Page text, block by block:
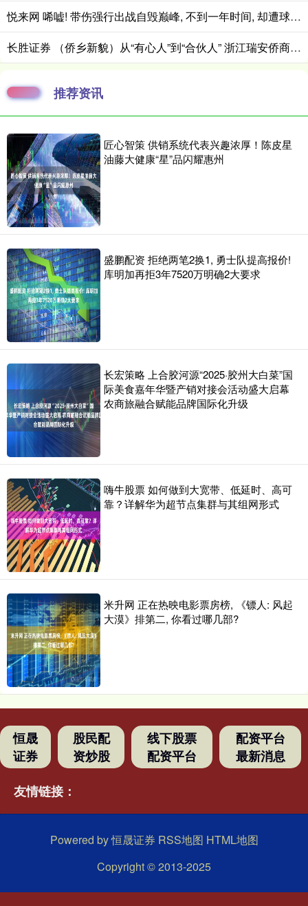
悦来网 唏嘘! 带伤强行出战自毁巅峰, 不到一年时间, 却遭球队无情抛弃
长胜证券 （侨乡新貌）从“有心人”到“合伙人” 浙江瑞安侨商与家乡共寻机
推荐资讯
匠心智策 供销系统代表兴趣浓厚！陈皮星
油藤大健康“星”品闪耀惠州
盛鹏配资 拒绝两笔2换1, 勇士队提高报价!
库明加再拒3年7520万明确2大要求
长宏策略 上合胶河源“2025·胶州大白菜”国
际美食嘉年华暨产销对接会活动盛大启幕
农商旅融合赋能品牌国际化升级
嗨牛股票 如何做到大宽带、低延时、高可
靠？详解华为超节点集群与其组网形式
米升网 正在热映电影票房榜, 《镖人: 风起
大漠》排第二, 你看过哪几部?
恒晟
证券
股民配
资炒股
线下股票
配资平台
配资平台
最新消息
友情链接：
Powered by恒晟证券 RSS地图 HTML地图
Copyright© 2013-2025